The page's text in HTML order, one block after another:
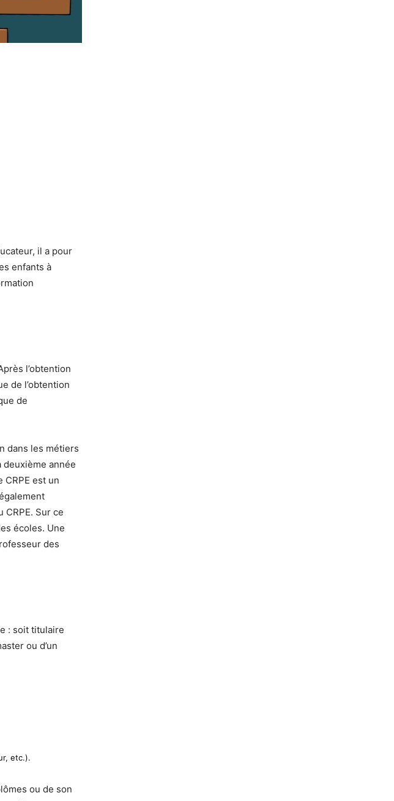
il a pour
enfants à
l’obtention
de l’obtention
de
dans les métiers
deuxième année
CRPE est un
CRPE. Sur ce
écoles. Une
des
: soit titulaire
ou d’un
etc.).
ou de son